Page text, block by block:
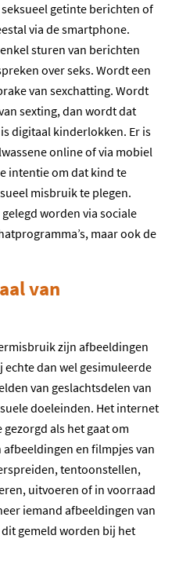
getinte berichten of
via de smartphone.
sturen van berichten
over seks. Wordt een
van sexchatting. Wordt
sexting, dan wordt dat
digitaal kinderlokken. Er is
online of via mobiel
intentie om dat kind te
misbruik te plegen.
worden via sociale
maar ook de
van
zijn afbeeldingen
dan wel gesimuleerde
van geslachtsdelen van
doeleinden. Het internet
als het gaat om
en filmpjes van
tentoonstellen,
uitvoeren of in voorraad
iemand afbeeldingen van
gemeld worden bij het